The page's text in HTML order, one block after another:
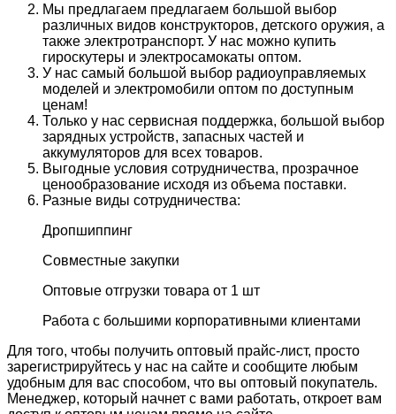
Мы предлагаем предлагаем большой выбор
различных видов конструкторов, детского оружия, а
также электротранспорт. У нас можно купить
гироскутеры и электросамокаты оптом.
У нас самый большой выбор радиоуправляемых
моделей и электромобили оптом по доступным
ценам!
Только у нас сервисная поддержка, большой выбор
зарядных устройств, запасных частей и
аккумуляторов для всех товаров.
Выгодные условия сотрудничества, прозрачное
ценообразование исходя из объема поставки.
Разные виды сотрудничества:
Дропшиппинг
Совместные закупки
Оптовые отгрузки товара от 1 шт
Работа с большими корпоративными клиентами
Для того, чтобы получить оптовый прайс-лист, просто
зарегистрируйтесь у нас на сайте и сообщите любым
удобным для вас способом, что вы оптовый покупатель.
Менеджер, который начнет с вами работать, откроет вам